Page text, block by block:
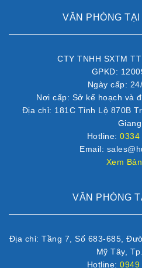
VĂN PHÒNG
CTY TNHH SXTM
GPKD:
Ngày cấp:
Nơi cấp: Sở kế hoạch và
Địa chỉ: 181C Tỉnh Lộ 870B
Giang.
Hotline:0334
Email:
Xem
VĂN PHÒNG
Địa chỉ: Tầng 7, Số 683-685,
Mỹ Tây,
Hotline:0949